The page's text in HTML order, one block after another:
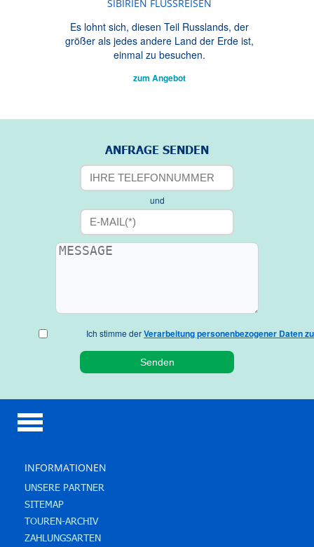
SIBIRIEN FLUSSREISEN
Es lohnt sich, diesen Teil Russlands, der
größer als jedes andere Land der Erde ist,
einmal zu besuchen.
zum Angebot
ANFRAGE SENDEN
und
Ich stimme derVerarbeitung personenbezogener Daten zu
INFORMATIONEN
UNSERE PARTNER
SITEMAP
TOUREN-ARCHIV
ZAHLUNGSARTEN